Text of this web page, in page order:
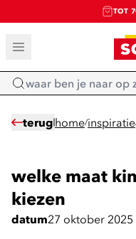
TOT
terug home/inspiratie
welke maat
kiezen
datum27 oktober 2025